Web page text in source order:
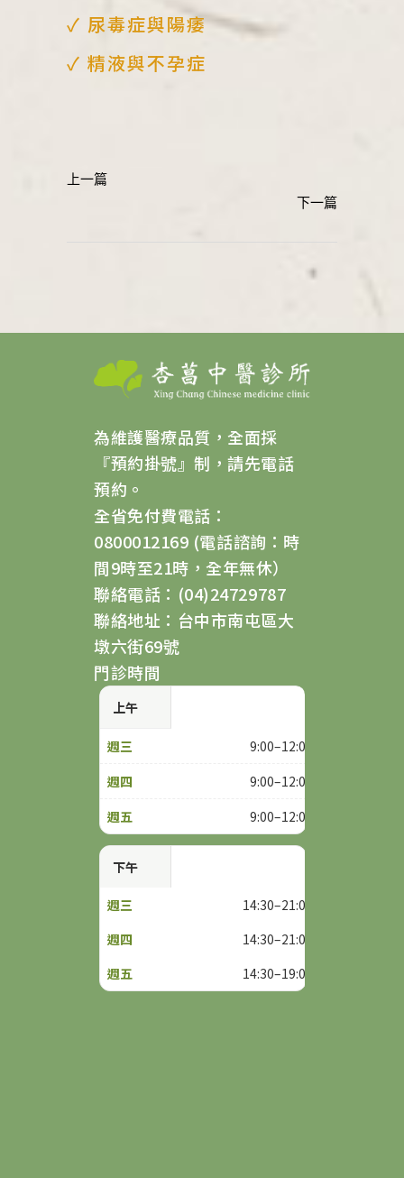
✓ 尿毒症與陽痿
✓ 精液與不孕症
為維護醫療品質，全面採
『預約掛號』制，請先電話
預約。
全省免付費電話：
0800012169 (電話諮詢：時
間9時至21時，全年無休）
聯絡電話：(04)24729787
聯絡地址：台中市南屯區大
墩六街69號
門診時間
上午
9:00–12:00
9:00–12:00
9:00–12:00
下午
14:30–21:00
14:30–21:00
14:30–19:00